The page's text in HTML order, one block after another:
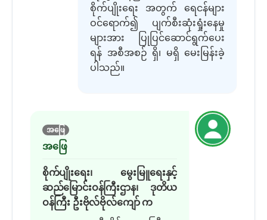
စိုက်ပျိုးရေး အတွက် ရေငန်များ
ဝင်ရောက်၍ ပျက်စီးဆုံးရှုံးနေမှု
များအား ပြုပြင်ဆောင်ရွက်ပေး
ရန် အစီအစဉ် ရှိ၊ မရှိ မေးမြန်းခဲ့
ပါသည်။
အဖြေ
အဖြေ
စိုက်ပျိုးရေး၊ မွေးမြူရေးနှင့်
ဆည်မြောင်းဝန်ကြီးဌာန၊ ဒုတိယ
ဝန်ကြီး ဦးဗိုလ်ဗိုလ်ကျော် က